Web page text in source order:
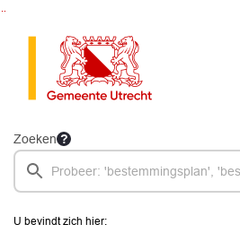
Zoeken
U bevindt zich hier: